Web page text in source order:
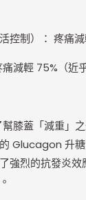
控制）： 疼痛減
減輕 75%（近
膝蓋「減重」
Glucagon 升糖
強烈的抗發炎效